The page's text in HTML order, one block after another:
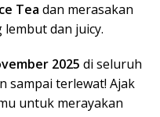
Tea dan merasakan
dan juicy.
2025 di seluruh
sampai terlewat! Ajak
untuk merayakan